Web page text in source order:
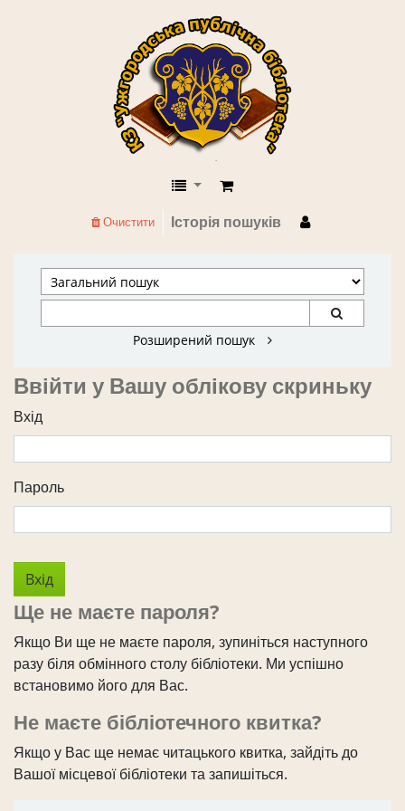
КЗ "Ужгородська публічна
Історія пошуків
Очистити
Розширений пошук
Ввійти у Вашу облікову скриньку
Вхід
Пароль
Ще не маєте пароля?
Якщо Ви ще не маєте пароля, зупиніться наступного
разу біля обмінного столу бібліотеки. Ми успішно
встановимо його для Вас.
Не маєте бібліотечного квитка?
Якщо у Вас ще немає читацького квитка, зайдіть до
Вашої місцевої бібліотеки та запишіться.